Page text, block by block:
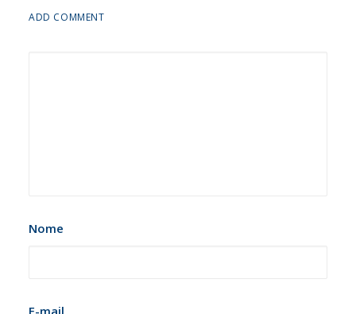
ADD COMMENT
Nome
E-mail